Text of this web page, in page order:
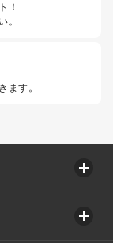
！
。
ます。